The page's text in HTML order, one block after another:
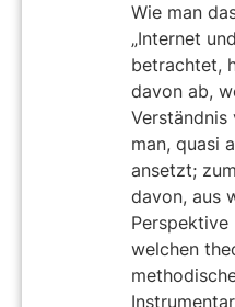
Wie man
„Internet
betrachtet,
davon ab,
Verständnis
man, quasi
ansetzt;
davon, aus
Perspektive
welchen